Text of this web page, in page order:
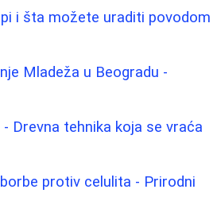
i šta možete uraditi povodom
Mladeža u Beogradu -
Drevna tehnika koja se vraća
protiv celulita - Prirodni